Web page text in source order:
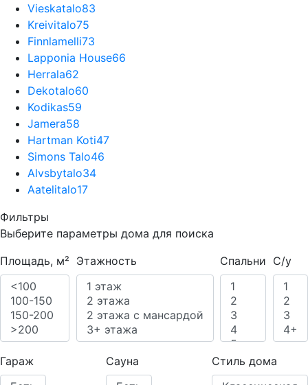
Vieskatalo83
Kreivitalo75
Finnlamelli73
Lapponia House66
Herrala62
Dekotalo60
Kodikas59
Jamera58
Hartman Koti47
Simons Talo46
Alvsbytalo34
Aatelitalo17
Фильтры
Выберите параметры дома для поиска
Площадь, м² Этажность Спальни С/у
Гараж Сауна Стиль дома